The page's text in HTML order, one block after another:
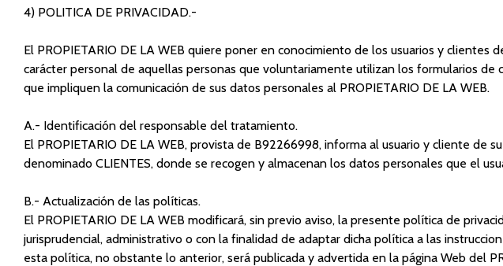
4) POLITICA DE PRIVACIDAD.-
El PROPIETARIO DE LA WEB quiere poner en conocimiento de los usuarios y
carácter personal de aquellas personas que voluntariamente utilizan los formularios de
que impliquen la comunicación de sus datos personales al PROPIETARIO DE LA WEB.
A.- Identificación del responsable del tratamiento.
El PROPIETARIO DE LA WEB, provista de B92266998, informa al usuario y cliente
denominado CLIENTES, donde se recogen y almacenan los datos personales que el
B.- Actualización de las políticas.
El PROPIETARIO DE LA WEB modificará, sin previo aviso, la presente política de
jurisprudencial, administrativo o con la finalidad de adaptar dicha política a las
esta política, no obstante lo anterior, será publicada y advertida en la página Web del